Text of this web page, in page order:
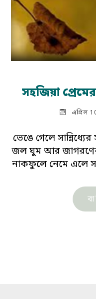
সহজিয়া
এপ্রিল
ভেঙে গেলে
জল ঘুম আর জাগরণের
নাকফুলে নেমে এলে